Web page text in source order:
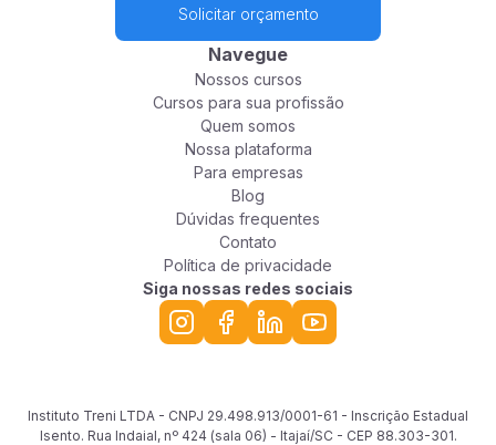
Solicitar orçamento
Navegue
Nossos cursos
Cursos para sua profissão
Quem somos
Nossa plataforma
Para empresas
Blog
Dúvidas frequentes
Contato
Política de privacidade
Siga nossas redes sociais
Instituto Treni LTDA - CNPJ 29.498.913/0001-61 - Inscrição Estadual
Isento. Rua Indaial, nº 424 (sala 06) - Itajaí/SC - CEP 88.303-301.